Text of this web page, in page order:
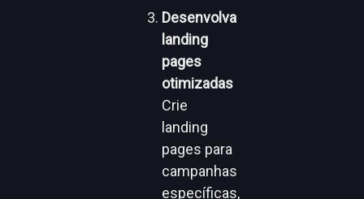
Desenvolva
landing
pages
otimizadas
Crie
landing
pages para
campanhas
específicas,